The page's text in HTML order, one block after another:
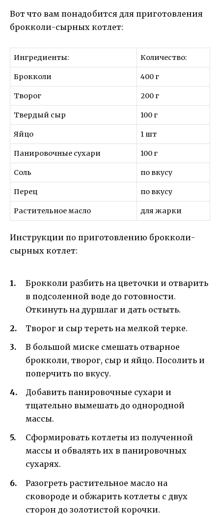
Вот что вам понадобится для приготовления
брокколи-сырных котлет:
Ингредиенты: Количество:
Брокколи 400 г
Творог 200 г
Твердый сыр 100 г
Яйцо 1 шт
Панировочные сухари 100 г
Соль по вкусу
Перец по вкусу
Растительное масло для жарки
Инструкции по приготовлению брокколи-
сырных котлет:
Брокколи разбить на цветочки и отварить
в подсоленной воде до готовности.
Откинуть на дуршлаг и дать остыть.
Творог и сыр тереть на мелкой терке.
В большой миске смешать отварное
брокколи, творог, сыр и яйцо. Посолить и
поперчить по вкусу.
Добавить панировочные сухари и
тщательно вымешать до однородной
массы.
Сформировать котлеты из полученной
массы и обвалять их в панировочных
сухарях.
Разогреть растительное масло на
сковороде и обжарить котлеты с двух
сторон до золотистой корочки.